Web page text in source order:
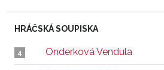
HRÁČSKÁ SOUPISKA
4 Onderková Vendula